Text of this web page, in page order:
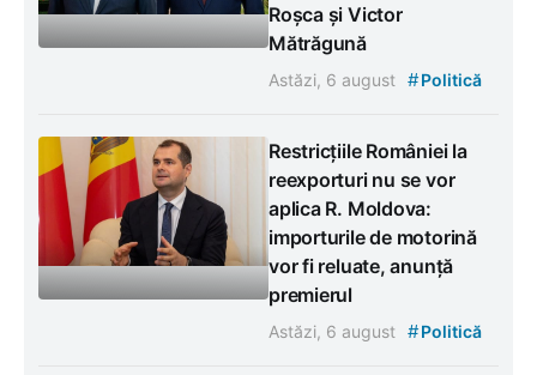
Roșca și Victor
Mătrăgună
Astăzi, 6 august #Politică
Restricțiile României la
reexporturi nu se vor
aplica R. Moldova:
importurile de motorină
vor fi reluate, anunță
premierul
Astăzi, 6 august #Politică